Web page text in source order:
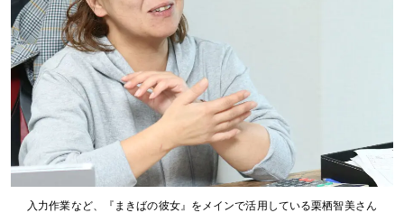
入力作業など、『まきばの彼女』をメインで活用している栗栖智美さん